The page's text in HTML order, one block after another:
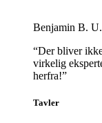
Benjamin B.
“Der bliver
virkelig
herfra!”
Tavler